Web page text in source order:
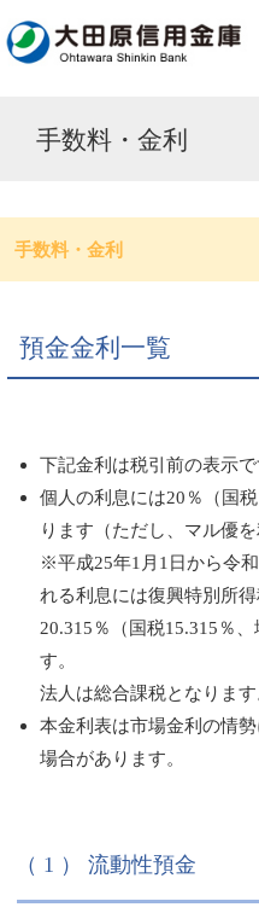
手数料・金利
手数料・金利
預金金利一覧
下記金利は税引前の表示で
個人の利息には20％（国
ります（ただし、マル優
※平成25年1月1日から令
れる利息には復興特別所
20.315％（国税15.315％
す。
法人は総合課税となります
本金利表は市場金利の情
場合があります。
（ 1 ） 流動性預金